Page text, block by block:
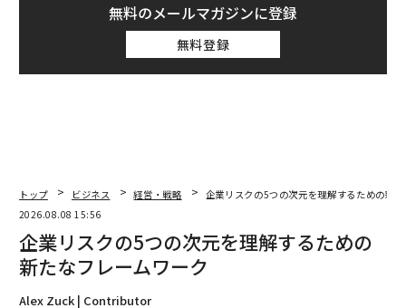
無料のメールマガジンに登録
無料登録
トップ ビジネス 経営・戦略
企業リスクの5つの次元を理解するための新
2026.08.08 15:56
企業リスクの5つの次元を理解するための
新たなフレームワーク
Alex Zuck | Contributor